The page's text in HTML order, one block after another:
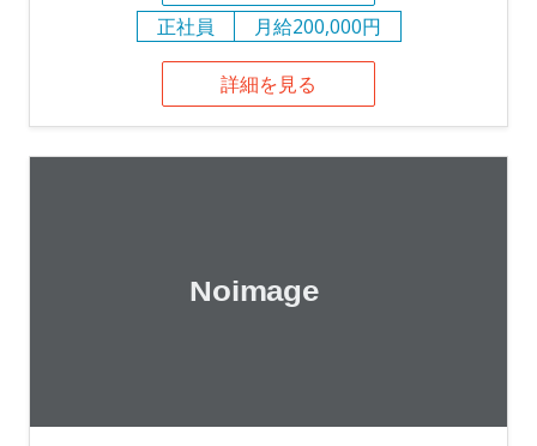
正社員
月給200,000円
詳細を見る